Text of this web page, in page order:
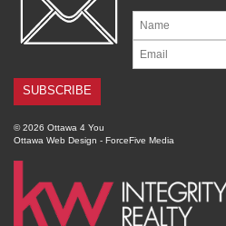
© 2026 Ottawa 4 You
Ottawa Web Design - ForceFive Media